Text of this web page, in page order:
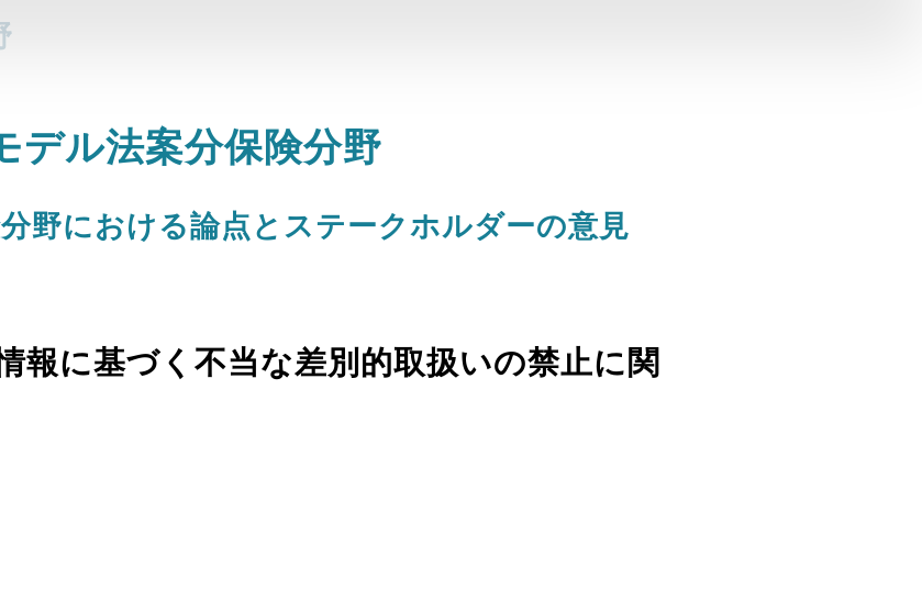
デル法案分保険分野
野における論点とステークホルダーの意見
報に基づく不当な差別的取扱いの禁止に関